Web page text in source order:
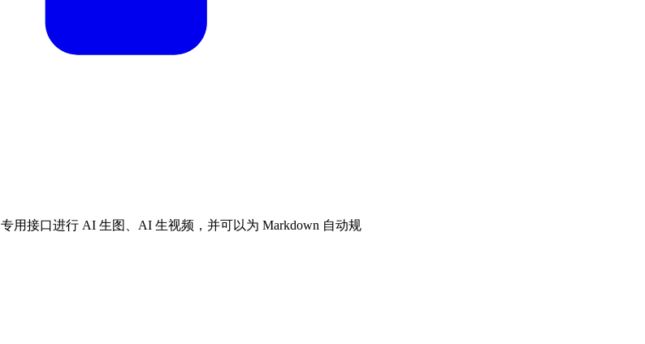
专用接口进行 AI 生图、AI 生视频，并可以为 Markdown 自动规